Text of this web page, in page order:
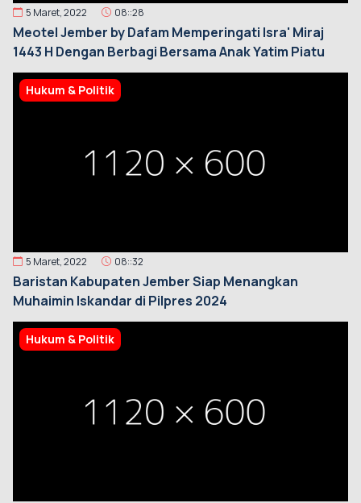
5 Maret, 2022 08::28
Meotel Jember by Dafam Memperingati Isra' Miraj
1443 H Dengan Berbagi Bersama Anak Yatim Piatu
Hukum & Politik
5 Maret, 2022 08::32
Baristan Kabupaten Jember Siap Menangkan
Muhaimin Iskandar di Pilpres 2024
Hukum & Politik